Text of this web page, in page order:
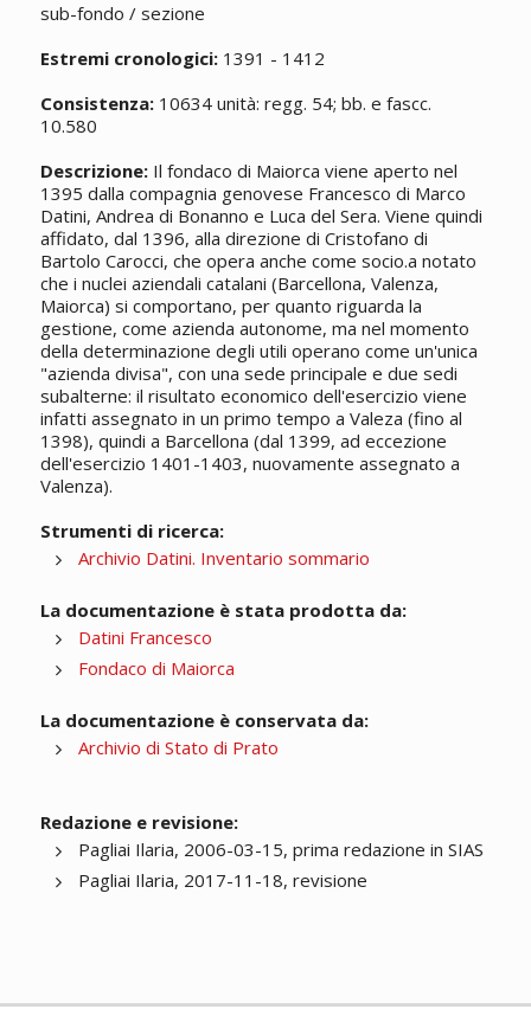
sub-fondo / sezione
Estremi cronologici:1391 - 1412
Consistenza:10634 unità: regg. 54; bb. e fascc.
10.580
Descrizione:Il fondaco di Maiorca viene aperto nel
1395 dalla compagnia genovese Francesco di Marco
Datini, Andrea di Bonanno e Luca del Sera. Viene quindi
affidato, dal 1396, alla direzione di Cristofano di
Bartolo Carocci, che opera anche come socio.a notato
che i nuclei aziendali catalani (Barcellona, Valenza,
Maiorca) si comportano, per quanto riguarda la
gestione, come azienda autonome, ma nel momento
della determinazione degli utili operano come un'unica
"azienda divisa", con una sede principale e due sedi
subalterne: il risultato economico dell'esercizio viene
infatti assegnato in un primo tempo a Valeza (fino al
1398), quindi a Barcellona (dal 1399, ad eccezione
dell'esercizio 1401-1403, nuovamente assegnato a
Valenza).
Strumenti di ricerca:
Archivio Datini. Inventario sommario
La documentazione è stata prodotta da:
Datini Francesco
Fondaco di Maiorca
La documentazione è conservata da:
Archivio di Stato di Prato
Redazione e revisione:
Pagliai Ilaria, 2006-03-15, prima redazione in SIAS
Pagliai Ilaria, 2017-11-18, revisione